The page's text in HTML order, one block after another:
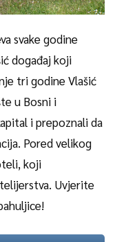
svake godine
događaj koji
tri godine Vlašić
u Bosni i
i prepoznali da
Pored velikog
koji
Uvjerite